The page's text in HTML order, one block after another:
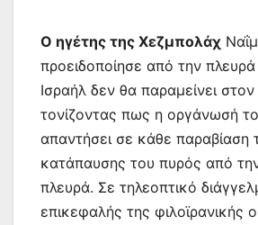
Ο ηγέτης της Χεζμπολάχ
προειδοποίησε από την πλευρά
Ισραήλ δεν θα παραμείνει
τονίζοντας πως η οργάνωσή
απαντήσει σε κάθε παραβίαση
κατάπαυσης του πυρός από την
πλευρά. Σε τηλεοπτικό
επικεφαλής της φιλοϊρανικής